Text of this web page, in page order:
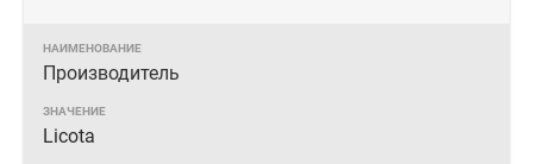
Производитель
Licota